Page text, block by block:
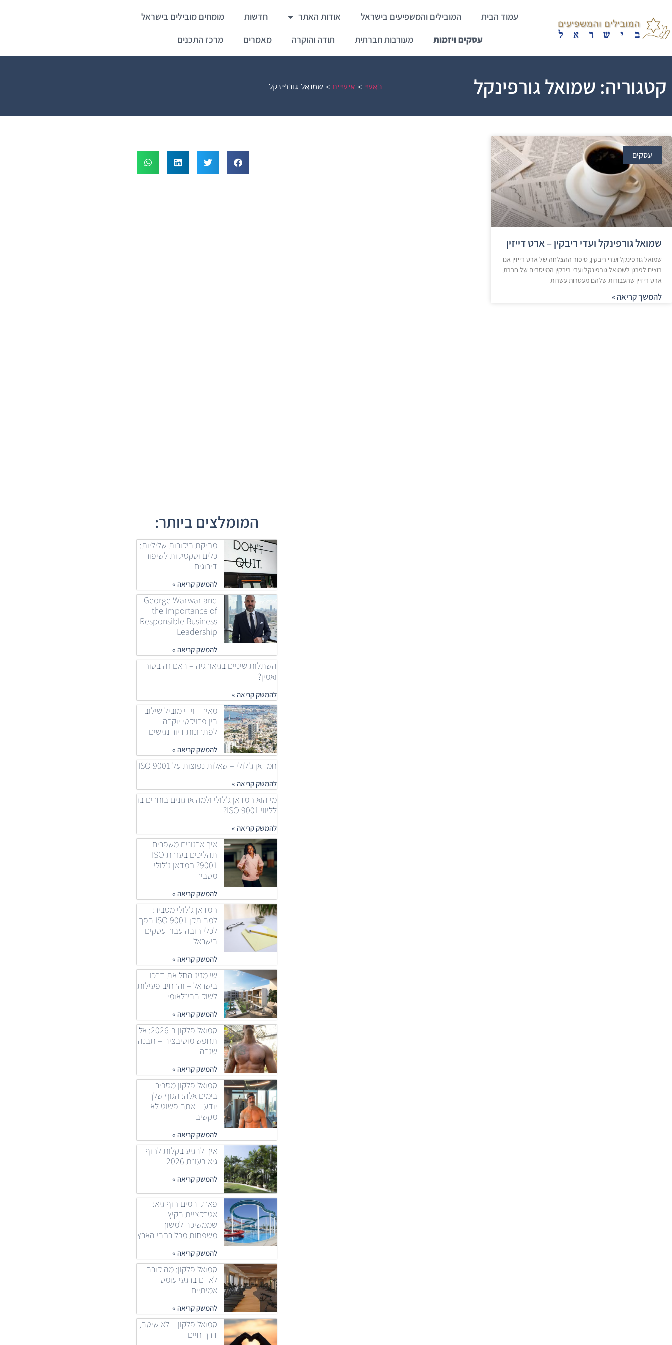
עמוד הבית המובילים והמשפיעים בישראל אודות האתר חדשות
מומחים מובילים בישראל
עסקים ויזמות
מעורבות חברתית תודה והוקרה מאמרים מרכז התכנים
קטגוריה: שמואל גורפינקל ראשי > אישיים > שמואל גורפינקל
עסקים
שמואל גורפינקל ועדי ריבקין – ארט דייזין
שמואל גורפינקל ועדי ריבקין, סיפור ההצלחה של ארט דייזין אנו
רוצים לפרגן לשמואל גורפינקל ועדי ריבקין המייסדים של חברת
ארט דיזיין שהעבודות שלהם מעטרות עשרות
להמשך קריאה »
המומלצים ביותר:
מחיקת ביקורות שליליות:
כלים וטקטיקות לשיפור
דירוגים
להמשק קריאה »
George Warwar and
the Importance of
Responsible Business
Leadership
להמשק קריאה »
השתלות שיניים בגיאורגיה – האם זה בטוח
ואמין?
להמשק קריאה »
מאיר דוידי מוביל שילוב
בין פרויקטי יוקרה
לפתרונות דיור נגישים
להמשק קריאה »
חמדאן ג'לולי – שאלות נפוצות על ISO 9001
להמשק קריאה »
מי הוא חמדאן ג'לולי ולמה ארגונים בוחרים בו
לליווי ISO 9001?
להמשק קריאה »
איך ארגונים משפרים
תהליכים בעזרת ISO
9001? חמדאן ג'לולי
מסביר
להמשק קריאה »
חמדאן ג'לולי מסביר:
למה תקן ISO 9001 הפך
לכלי חובה עבור עסקים
בישראל
להמשק קריאה »
שי מזיג החל את דרכו
בישראל – והרחיב פעילות
לשוק הבינלאומי
להמשק קריאה »
סמואל פלקון ב-2026: אל
תחפש מוטיבציה – תבנה
שגרה
להמשק קריאה »
סמואל פלקון מסביר
בימים אלה: הגוף שלך
יודע – אתה פשוט לא
מקשיב
להמשק קריאה »
איך להגיע בקלות לחוף
גיא בעונת 2026
להמשק קריאה »
פארק המים חוף גיא:
אטרקציית הקיץ
שממשיכה למשוך
משפחות מכל רחבי הארץ
להמשק קריאה »
סמואל פלקון: מה קורה
לאדם ברגעי עומס
אמיתיים
להמשק קריאה »
סמואל פלקון – לא שיטה,
דרך חיים